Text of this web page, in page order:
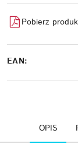
Pobierz
EAN:
OPIS